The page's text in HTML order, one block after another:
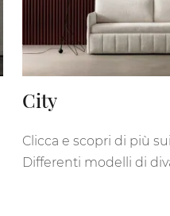
City
Clicca e scopri di più
Differenti modelli di